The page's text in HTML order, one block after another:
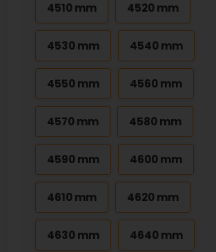
4510 mm 4520 mm
4530 mm 4540 mm
4550 mm 4560 mm
4570 mm 4580 mm
4590 mm 4600 mm
4610 mm 4620 mm
4630 mm 4640 mm